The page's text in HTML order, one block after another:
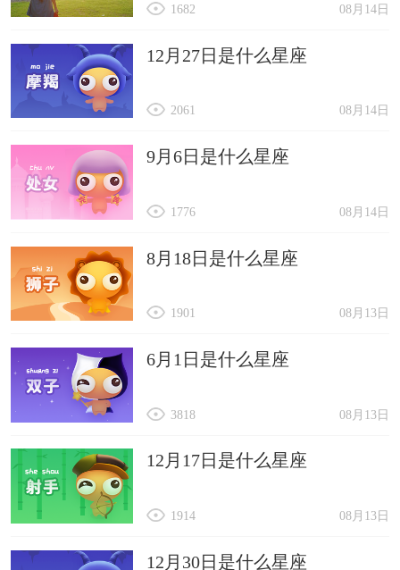
08月14日
1682
12月27日是什么星座
08月14日
2061
9月6日是什么星座
08月14日
1776
8月18日是什么星座
08月13日
1901
6月1日是什么星座
08月13日
3818
12月17日是什么星座
08月13日
1914
12月30日是什么星座